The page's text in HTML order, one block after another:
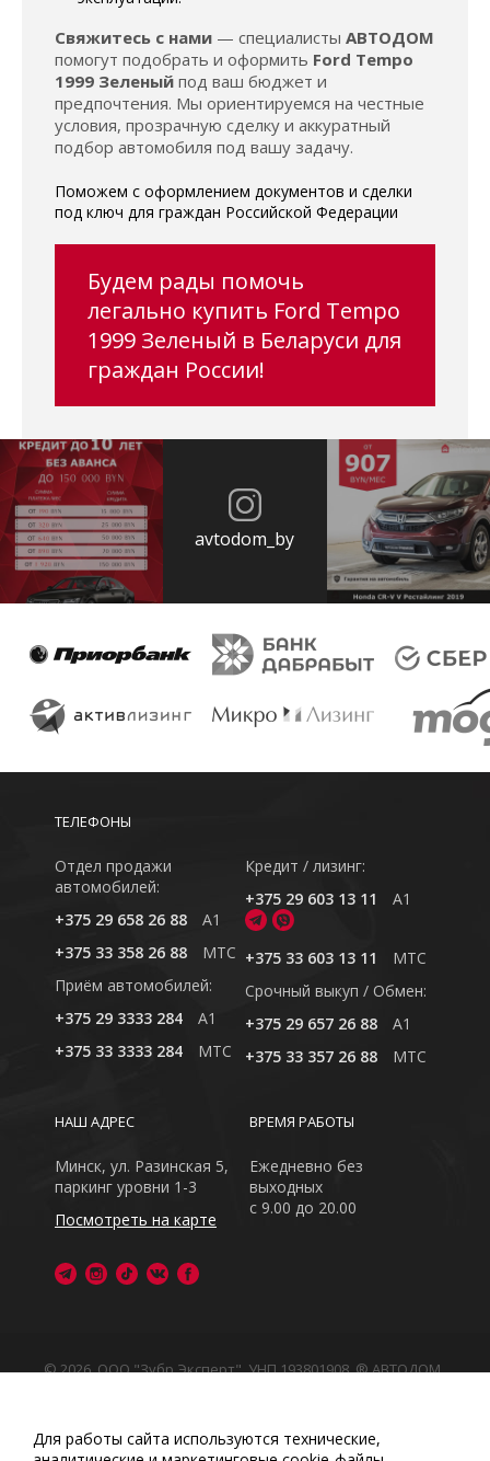
Свяжитесь с нами — специалисты АВТОДОМ
помогут подобрать и оформить Ford Tempo
1999 Зеленый под ваш бюджет и
предпочтения. Мы ориентируемся на честные
условия, прозрачную сделку и аккуратный
подбор автомобиля под вашу задачу.
Поможем с оформлением документов и сделки
под ключ для граждан Российской Федерации
Будем рады помочь
легально купить Ford Tempo
1999 Зеленый в Беларуси для
граждан России!
avtodom_by
ТЕЛЕФОНЫ
Отдел продажи
автомобилей:
+375 29 658 26 88
A1
+375 33 358 26 88
MTC
Приём автомобилей:
+375 29 3333 284
A1
+375 33 3333 284
MTC
Кредит / лизинг:
+375 29 603 13 11
A1
+375 33 603 13 11
MTC
Cрочный выкуп / Обмен:
+375 29 657 26 88
A1
+375 33 357 26 88
MTC
ВРЕМЯ РАБОТЫ
Ежедневно без
выходных
с 9.00 до 20.00
НАШ АДРЕС
Минск, ул. Разинская 5,
паркинг уровни 1-3
Посмотреть на карте
© 2026, ООО "Зубр Эксперт", УНП 193801908. ® АВТОДОМ
сайт носит исключительно информационный характер
Для работы сайта используются технические,